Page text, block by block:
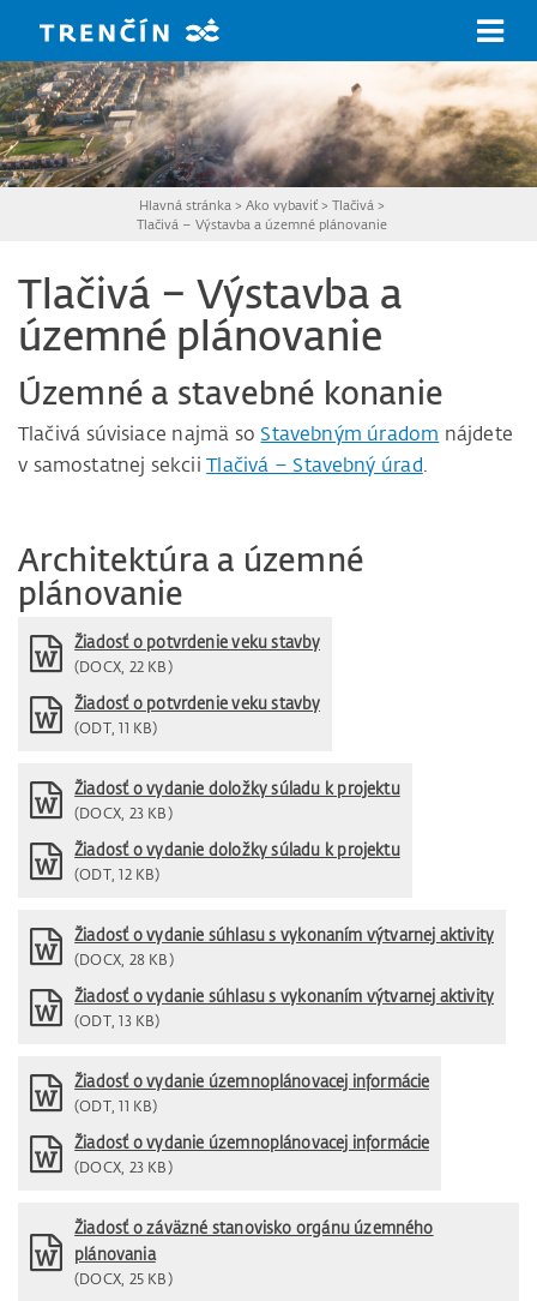
Hlavná stránka > Ako vybaviť> Tlačivá >
Tlačivá – Výstavba a územné plánovanie
Tlačivá – Výstavba a
územné plánovanie
Územné a stavebné konanie
Tlačivá súvisiace najmä so Stavebným úradom nájdete
v samostatnej sekciiTlačivá – Stavebný úrad
Architektúra a územné
plánovanie
Žiadosť o potvrdenie veku stavby
(DOCX, 22 KB)
Žiadosť o potvrdenie veku stavby
(ODT, 11 KB)
Žiadosť o vydanie doložky súladu k projektu
(DOCX, 23 KB)
Žiadosť o vydanie doložky súladu k projektu
(ODT, 12 KB)
Žiadosť o vydanie súhlasu s vykonaním výtvarnej aktivity
(DOCX, 28 KB)
Žiadosť o vydanie súhlasu s vykonaním výtvarnej aktivity
(ODT, 13 KB)
Žiadosť o vydanie územnoplánovacej informácie
(ODT, 11 KB)
Žiadosť o vydanie územnoplánovacej informácie
(DOCX, 23 KB)
Žiadosť o záväzné stanovisko orgánu územného
plánovania
(DOCX, 25 KB)